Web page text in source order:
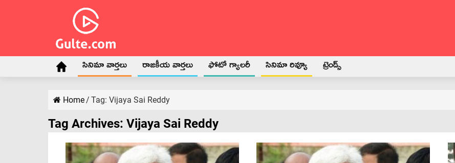
సినిమా వార్తలు రాజకీయ వార్తలు ఫోటో గ్యాలరీ సినిమా రివ్యూ ట్రెండ్స్
Home/ Tag: Vijaya Sai Reddy
Tag Archives: Vijaya Sai Reddy